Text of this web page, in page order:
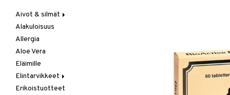
Aivot & silmät
Muisti
Rasvahapot
Silmät
Alakuloisuus
Allergia
Aloe Vera
Eläimille
Elintarvikkeet
Hedelmät & pähkinät
Erikoistuotteet